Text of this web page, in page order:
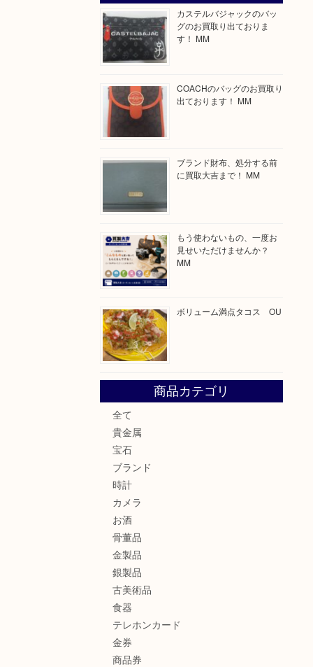
カステルバジャックのバッ
グのお買取り出ておりま
す！ MM
COACHのバッグのお買取り
出ております！ MM
ブランド財布、処分する前
に買取大吉まで！ MM
もう使わないもの、一度お
見せいただけませんか？
MM
ボリューム満点タコス OU
商品カテゴリ
全て
貴金属
宝石
ブランド
時計
カメラ
お酒
骨董品
金製品
銀製品
古美術品
食器
テレホンカード
金券
商品券